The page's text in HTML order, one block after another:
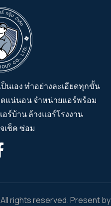
นเอง ทำอย่างละเอียดทุกขั้น
แน่นอน จำหน่ายแอร์พร้อม
ร์บ้าน ล้างแอร์โรงงาน
เช็ค ซ่อม
rights reserved. Present by